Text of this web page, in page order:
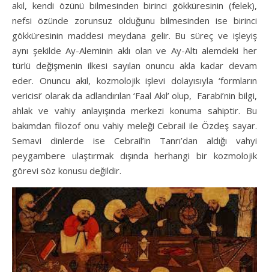
akıl, kendi özünü bilmesinden birinci gökküresinin (felek),
nefsi özünde zorunsuz olduğunu bilmesinden ise birinci
gökküresinin maddesi meydana gelir. Bu süreç ve işleyiş
aynı şekilde Ay-Aleminin aklı olan ve Ay-Altı alemdeki her
türlü değişmenin ilkesi sayılan onuncu akla kadar devam
eder. Onuncu akıl, kozmolojik işlevi dolayısıyla ‘formların
vericisi’ olarak da adlandırılan ‘Faal Akıl’ olup, Farabi’nin bilgi,
ahlak ve vahiy anlayışında merkezi konuma sahiptir. Bu
bakımdan filozof onu vahiy meleği Cebrail ile Özdeş sayar.
Semavi dinlerde ise Cebrail’in Tanrı’dan aldığı vahyi
peygambere ulaştırmak dışında herhangi bir kozmolojik
görevi söz konusu değildir.